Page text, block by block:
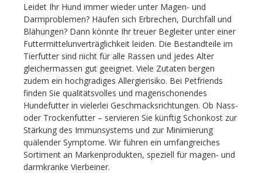
Leidet Ihr Hund immer wieder unter Magen- und
Darmproblemen? Häufen sich Erbrechen, Durchfall und
Blähungen? Dann könnte Ihr treuer Begleiter unter einer
Futtermittelunverträglichkeit leiden. Die Bestandteile im
Tierfutter sind nicht für alle Rassen und jedes Alter
gleichermassen gut geeignet. Viele Zutaten bergen
zudem ein hochgradiges Allergierisiko. Bei Petfriends
finden Sie qualitätsvolles und magenschonendes
Hundefutter in vielerlei Geschmacksrichtungen. Ob Nass-
oder Trockenfutter – servieren Sie künftig Schonkost zur
Stärkung des Immunsystems und zur Minimierung
quälender Symptome. Wir führen ein umfangreiches
Sortiment an Markenprodukten, speziell für magen- und
darmkranke Vierbeiner.